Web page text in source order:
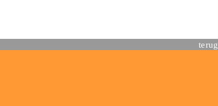
terug